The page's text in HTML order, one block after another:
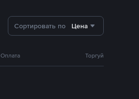
Сортировать по Цена
Оплата Торгуй